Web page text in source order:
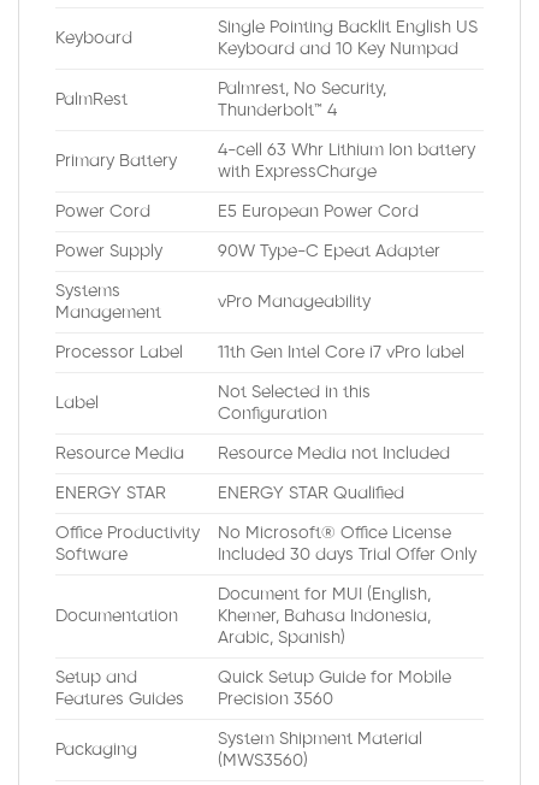
Keyboard
Single Pointing Backlit English US
Keyboard and 10 Key Numpad
PalmRest
Palmrest, No Security,
Thunderbolt™ 4
Primary Battery
4-cell 63 Whr Lithium Ion battery
with ExpressCharge
Power Cord E5 European Power Cord
Power Supply 90W Type-C Epeat Adapter
Systems
Management
vPro Manageability
Processor Label 11th Gen Intel Core i7 vPro label
Label
Not Selected in this
Configuration
Resource Media Resource Media not Included
ENERGY STAR ENERGY STAR Qualified
Office Productivity
Software
No Microsoft® Office License
Included 30 days Trial Offer Only
Documentation
Document for MUI (English,
Khemer, Bahasa Indonesia,
Arabic, Spanish)
Setup and
Features Guides
Quick Setup Guide for Mobile
Precision 3560
Packaging
System Shipment Material
(MWS3560)